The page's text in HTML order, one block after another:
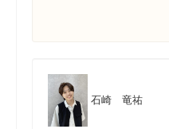
石崎 竜祐